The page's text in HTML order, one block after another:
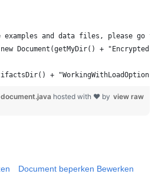
view raw
hosted with ❤ by
Document beperken Bewerken